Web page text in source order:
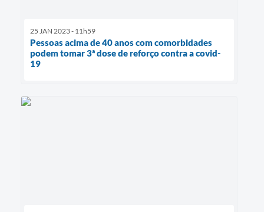
25 JAN 2023 - 11h59
Pessoas acima de 40 anos com comorbidades
podem tomar 3ª dose de reforço contra a covid-
19